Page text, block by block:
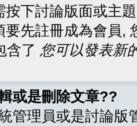
按下討論版面或主
要先註冊成為會員,
含了 您可以發表新
或是刪除文章??
管理員或是討論